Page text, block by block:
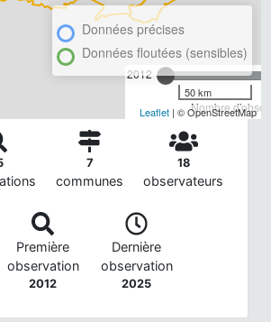
2012
Nombre
Données précises
Données floutées (sensibles)
50 km
Leaflet | © OpenStreetMap
7
communes
18
observateurs
Première
observation
2012
Dernière
observation
2025